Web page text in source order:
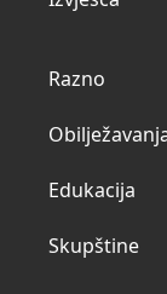
Razno
Edukacija
Skupštine